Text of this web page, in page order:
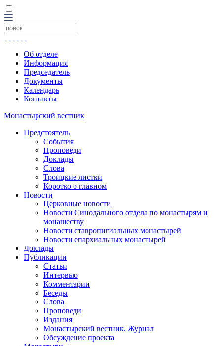
Об отделе
Информация
Председатель
Документы
Календарь
Контакты
Монастырский вестник
Предстоятель
События
Проповеди
Доклады
Слова
Троицкие листки
Коротко о главном
Новости
Церковные новости
Новости Синодального отдела по монастырям и
монашеству
Новости ставропигиальных монастырей
Новости епархиальных монастырей
Доклады
Публикации
Статьи
Интервью
Комментарии
Беседы
Слова
Проповеди
Издания
Монастырский вестник. Журнал
Обсуждение проекта